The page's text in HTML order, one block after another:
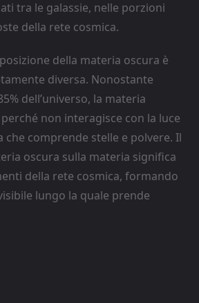
tra le galassie, nelle porzioni
della rete cosmica.
della materia oscura è
diversa. Nonostante
dell’universo, la materia
non interagisce con la luce
che comprende stelle e polvere. Il
oscura sulla materia significa
della rete cosmica, formando
lungo la quale prende